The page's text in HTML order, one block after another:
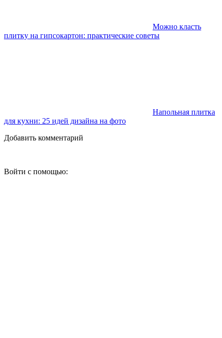
Можно класть
плитку на гипсокартон: практические советы
Напольная плитка
для кухни: 25 идей дизайна на фото
Добавить комментарий
Войти с помощью: